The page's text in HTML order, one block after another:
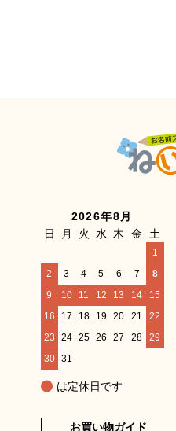
2026年8月
日
月 火 水 木 金 土
1
2
3 4 5 6 7
8
9
10 11 12 13 14
15
16
17 18 19 20 21
22
23
24 25 26 27 28
29
30
31
は定休日です
お買い物ガイド